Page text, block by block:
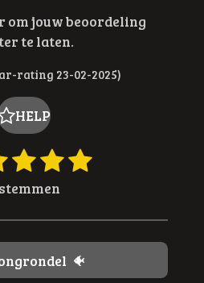
om jouw beoordeling
te laten.
rating 23-02-2025)
HELP
3
s
t
e
r
4
s
t
e
r
5
t
e
r
m
🐠